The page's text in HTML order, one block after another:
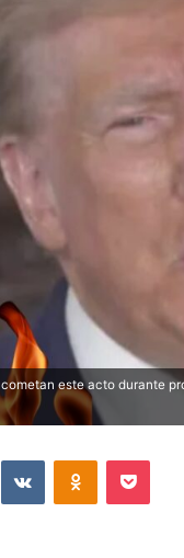
este acto durante
VKontakteOdnoklassniki